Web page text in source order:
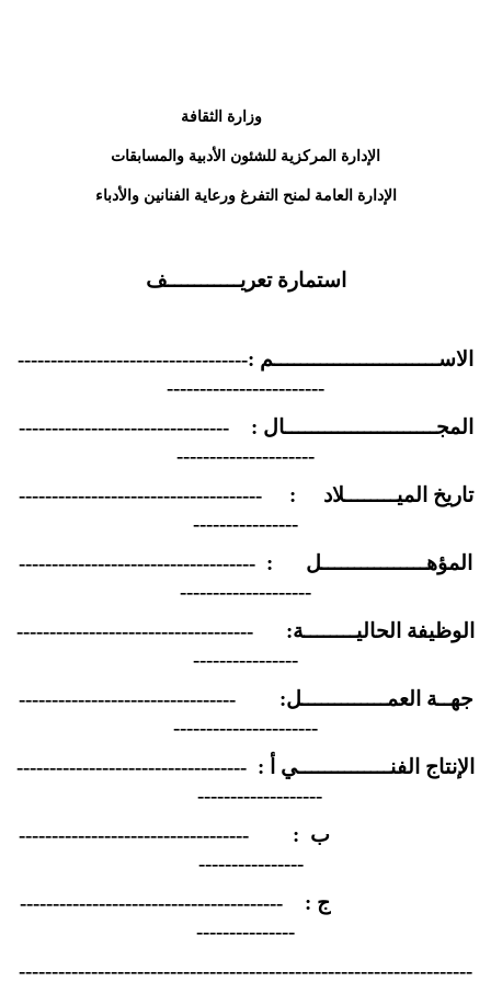
وزارة الثقافة
الإدارة المركزية للشئون الأدبية والمسابقات
الإدارة العامة لمنح التفرغ ورعاية الفنانين والأدباء
استمارة تعريـــــــــــف
الاســـــــــــــــــــــــــم :-----------------------------------
------------------------
المجـــــــــــــــــــــــال : --------------------------------
---------------------
تاريخ الميــــــــلاد : -------------------------------------
----------------
المؤهــــــــــــــــل : ------------------------------------
--------------------
الوظيفة الحاليــــــــة: ------------------------------------
----------------
جهــة العمـــــــــــــل: ---------------------------------
----------------------
الإنتاج الفنــــــــــــــي أ : -----------------------------------
-------------------
ب : -----------------------------------
----------------
ج : ----------------------------------------
---------------
---------------------------------------------------------------------